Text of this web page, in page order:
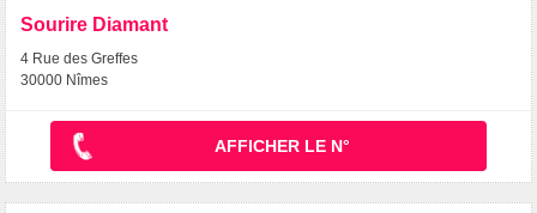
Sourire Diamant
4 Rue des Greffes
30000 Nîmes
AFFICHER LE N°